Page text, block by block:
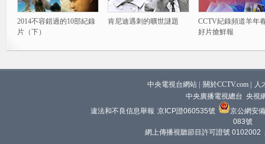
2014不容錯過的10部紀錄
片（下）
肯尼迪遇刺的曠世謎題
CCTV紀錄頻道羊年
好片搶鮮報
中央電視台網站 關於CCTV.com
人
中央廣播電視總台 央視
違法和不良信息舉報 京ICP證060535號
京公網安
083號
網上傳播視聽節目許可證號 0102002